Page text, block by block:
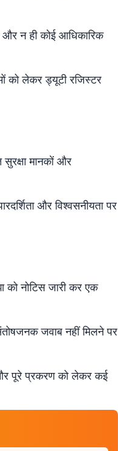
और न ही कोई आधिकारिक
को लेकर ड्यूटी रजिस्टर
सुरक्षा मानकों और
और विश्वसनीयता पर
को नोटिस जारी कर एक
जवाब नहीं मिलने पर
पूरे प्रकरण को लेकर कई